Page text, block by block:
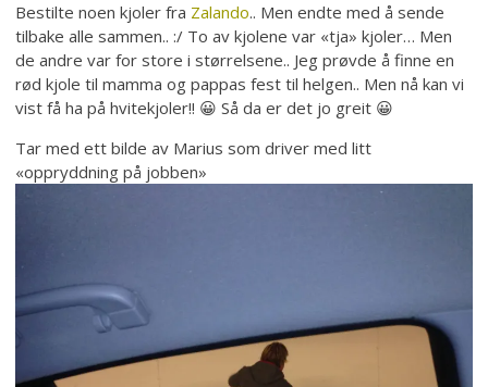
Bestilte noen kjoler fra Zalando.. Men endte med å sende
tilbake alle sammen.. :/ To av kjolene var «tja» kjoler… Men
de andre var for store i størrelsene.. Jeg prøvde å finne en
rød kjole til mamma og pappas fest til helgen.. Men nå kan vi
vist få ha på hvitekjoler!! 😀 Så da er det jo greit 😀
Tar med ett bilde av Marius som driver med litt
«oppryddning på jobben»